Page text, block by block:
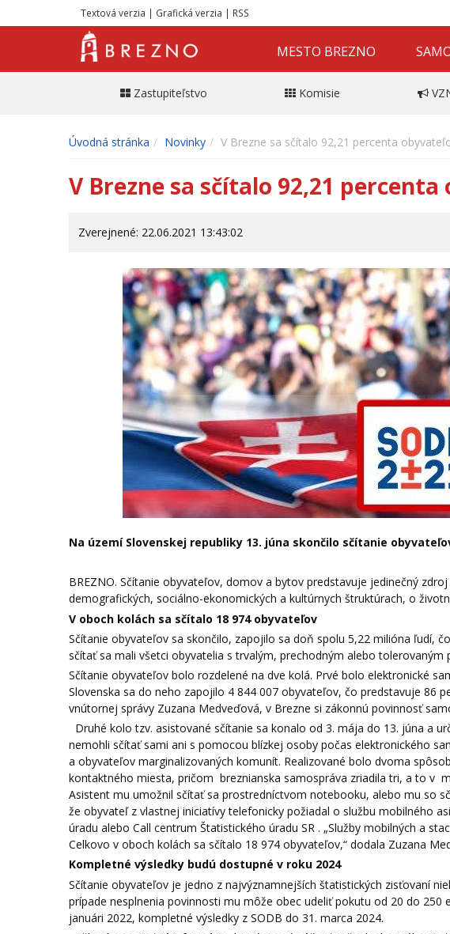
Textová verzia | Grafická verzia | RSS
MESTO BREZNO
Zastupiteľstvo Komisie
Úvodná stránka Novinky V Brezne sa sčítalo 92,21 percenta
V Brezne sa sčítalo 92,21
Zverejnené: 22.06.2021 13:43:02
Na území Slovenskej republiky 13. júna skončilo sčítanie
BREZNO. Sčítanie obyvateľov, domov a bytov predstavuje jedinečný
demografických, sociálno-ekonomických a kultúrnych štruktúrach, o
V oboch kolách sa sčítalo 18 974 obyvateľov
Sčítanie obyvateľov sa skončilo, zapojilo sa doň spolu 5,22 milióna ľudí,
sčítať sa mali všetci obyvatelia s trvalým, prechodným alebo tolerovaným
Sčítanie obyvateľov bolo rozdelené na dve kolá. Prvé bolo elektronické
Slovenska sa do neho zapojilo 4 844 007 obyvateľov, čo predstavuje 86
vnútornej správy Zuzana Medveďová, v Brezne si zákonnú povinnosť
Druhé kolo tzv. asistované sčítanie sa konalo od 3. mája do 13. júna a
nemohli sčítať sami ani s pomocou blízkej osoby počas elektronického
a obyvateľov marginalizovaných komunít. Realizované bolo dvoma
kontaktného miesta, pričom breznianska samospráva zriadila tri, a to v
Asistent mu umožnil sčítať sa prostredníctvom notebooku, alebo mu so
že obyvateľ z vlastnej iniciatívy telefonicky požiadal o službu mobilného
úradu alebo Call centrum Štatistického úradu SR . „Služby mobilných a
Celkovo v oboch kolách sa sčítalo 18 974 obyvateľov,“ dodala Zuzana
Kompletné výsledky budú dostupné v roku 2024
Sčítanie obyvateľov je jedno z najvýznamnejších štatistických zisťovaní
prípade nesplnenia povinnosti mu môže obec udeliť pokutu od 20 do 250
januári 2022, kompletné výsledky z SODB do 31. marca 2024.